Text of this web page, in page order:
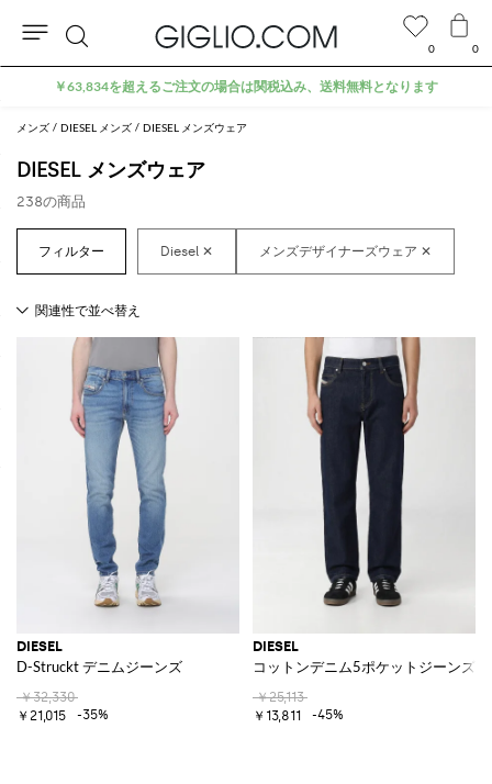
メンズ DIESEL メンズ DIESEL メンズウェア
DIESEL メンズウェア
238の商品
DIESEL
D-Struckt デニムジーンズ
￥32,330
￥21,015
-35%
DIESEL
コットンデニム5ポケットジーンズ
￥25,113
￥13,811
-45%
0 0
検
索
アウトレットエリアでさらに10%割引